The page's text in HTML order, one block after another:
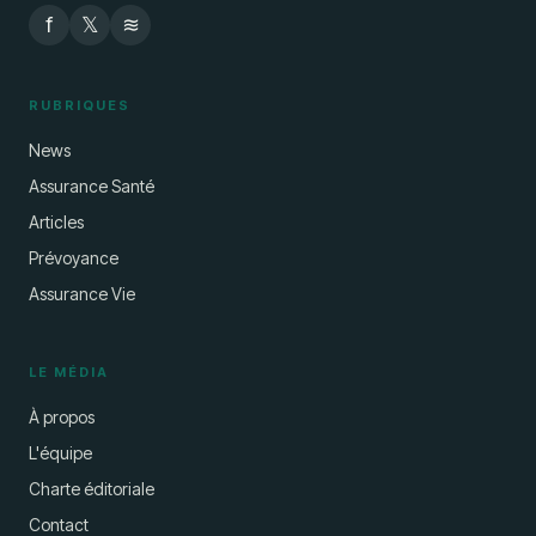
f 𝕏 ≋
RUBRIQUES
News
Assurance Santé
Articles
Prévoyance
Assurance Vie
LE MÉDIA
À propos
L'équipe
Charte éditoriale
Contact